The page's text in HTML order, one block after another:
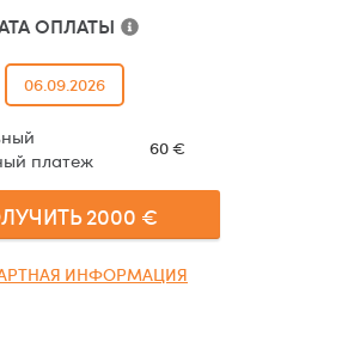
ОПЛАТЫ
06.09.2026
платеж
60€
2000 €
ИНФОРМАЦИЯ